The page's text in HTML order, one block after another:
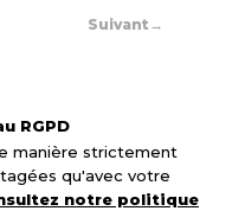
Suivant →
RGPD
manière strictement
qu'avec votre
notre politique